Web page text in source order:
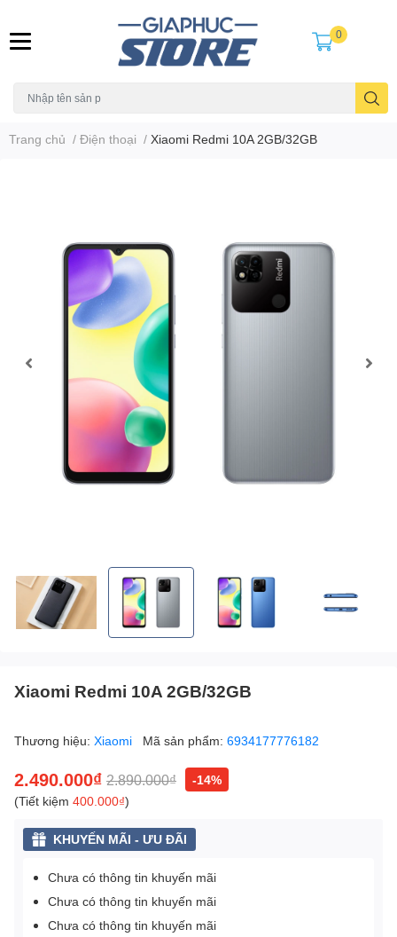
0
Trang chủ / Điện thoại / Xiaomi Redmi 10A 2GB/32GB
Xiaomi Redmi 10A 2GB/32GB
Thương hiệu: Xiaomi Mã sản phẩm: 6934177776182
2.490.000₫ 2.890.000₫
-14%
(Tiết kiệm 400.000₫)
KHUYẾN MÃI - ƯU ĐÃI
Chưa có thông tin khuyến mãi
Chưa có thông tin khuyến mãi
Chưa có thông tin khuyến mãi